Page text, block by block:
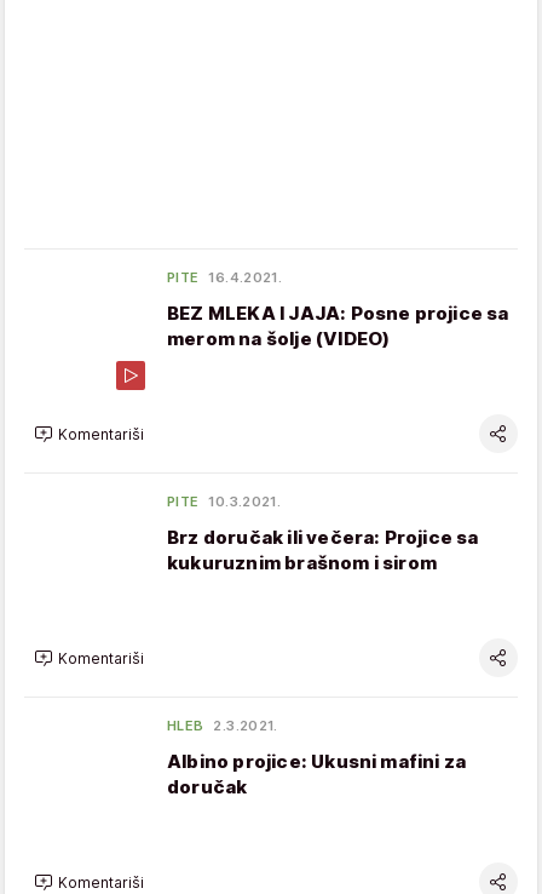
PITE 16.4.2021.
BEZ MLEKA I JAJA: Posne projice sa
merom na šolje (VIDEO)
Komentariši
PITE 10.3.2021.
Brz doručak ili večera: Projice sa
kukuruznim brašnom i sirom
Komentariši
HLEB 2.3.2021.
Albino projice: Ukusni mafini za
doručak
Komentariši